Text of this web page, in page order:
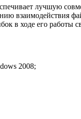
лучшую
взаимодействия
в ходе его
2008;